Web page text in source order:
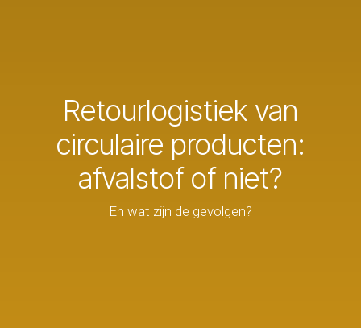
Retourlogistiek van
circulaire producten:
afvalstof of niet?
En wat zijn de gevolgen?